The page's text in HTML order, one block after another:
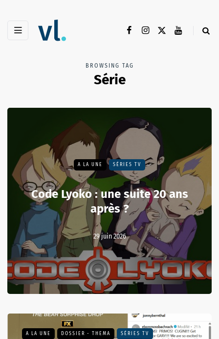
BROWSING TAG
Série
A LA UNE SÉRIES TV
Code Lyoko : une suite 20 ans
après ?
29 juin 2026
A LA UNE DOSSIER - THEMA SÉRIES TV